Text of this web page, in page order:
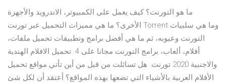
ما هو التورنت؟ كيف يعمل على الكمبيوتر، الاندرويد والأجهزة
الأخرى؟ ما هي مميزات التحميل عبر تورنت Torrent وما هي سلبيات
التورنت وعيوبه، ثم ما هي أفضل برامج وتطبيقات تحميل ملفات،
أفلام، ألعاب، برامج التورنت مجانا على 4. تحميل الافلام الهندية
والاجنبية 2020 تورنت. هل تسائلت من قبل من أين تأتي مواقع تحميل
الأفلام العربية بالأشياء التي تضعها بهذه المواقع؟ أعتقد أن لكل شئ